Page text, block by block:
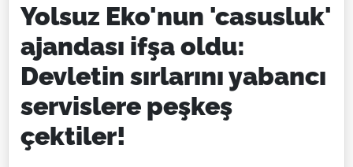
Yolsuz Eko'nun 'casusluk'
ajandası ifşa oldu:
Devletin sırlarını yabancı
servislere peşkeş
çektiler!